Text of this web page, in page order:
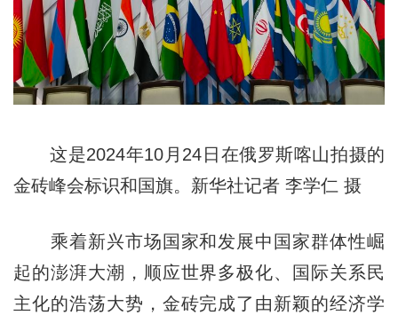
这是2024年10月24日在俄罗斯喀山拍摄的
金砖峰会标识和国旗。新华社记者 李学仁 摄
乘着新兴市场国家和发展中国家群体性崛
起的澎湃大潮，顺应世界多极化、国际关系民
主化的浩荡大势，金砖完成了由新颖的经济学